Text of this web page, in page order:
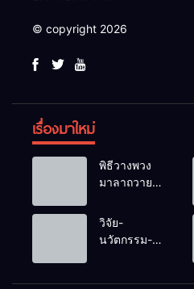
© copyright 2026
เรื่องมาใหม่
พิธีวางพวง
มาลาถวาย
เนื่องในวันรพี
ประจำปี
ฟุตบอลวันรพี
วิจัย-
นวัตกรรม-